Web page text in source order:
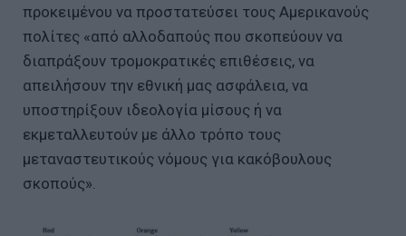
προκειμένου να προστατεύσει τους Αμερικανούς
πολίτες «από αλλοδαπούς που σκοπεύουν να
διαπράξουν τρομοκρατικές επιθέσεις, να
απειλήσουν την εθνική μας ασφάλεια, να
υποστηρίξουν ιδεολογία μίσους ή να
εκμεταλλευτούν με άλλο τρόπο τους
μεταναστευτικούς νόμους για κακόβουλους
σκοπούς».